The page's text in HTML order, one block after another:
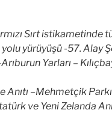
Sırt
yürüyüşü -57. Alay
Yarları –
–Mehmetçik Parkı
ve Yeni Zelanda